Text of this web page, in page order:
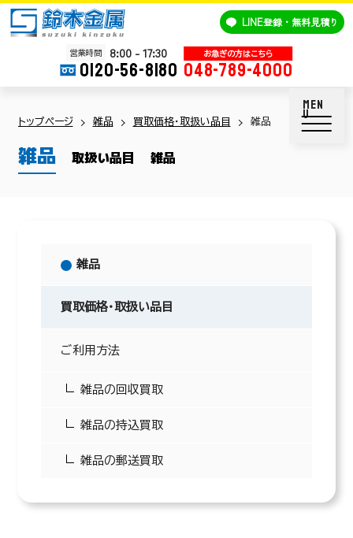
鉄2
0120-56-8180 048-789-4000
LINE登録・無料見積り
営業時間 8:00 - 17:30
トップページ 雑品 買取価格・取扱い品目 雑品
雑品 取扱い品目 雑品
雑品
買取価格・取扱い品目
ご利用方法
雑品の回収買取
雑品の持込買取
雑品の郵送買取